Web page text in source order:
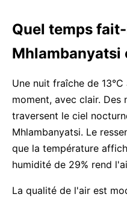
Quel temps
Mhlambanyatsi
Une nuit fraîche de
moment, avec clair. Des
traversent le ciel
Mhlambanyatsi. Le
que la température
humidité de 29% rend
La qualité de l'air est